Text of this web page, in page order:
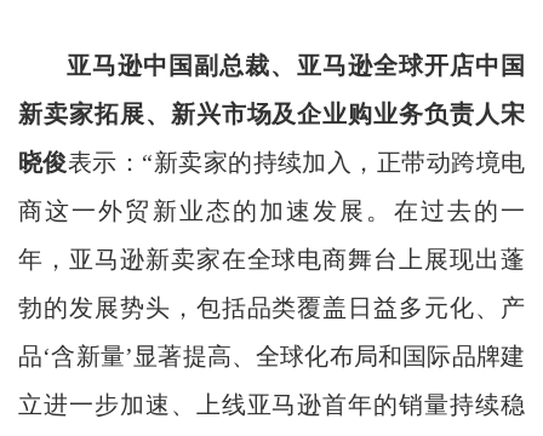
亚马逊中国副总裁、亚马逊全球开店中国
新卖家拓展、新兴市场及企业购业务负责人 宋
晓俊表示：“新卖家的持续加入，正带动跨境电
商这一外贸新业态的加速发展。在过去的一
年，亚马逊新卖家在全球电商舞台上展现出蓬
勃的发展势头，包括品类覆盖日益多元化、产
品‘含新量’显著提高、全球化布局和国际品牌建
立进一步加速、上线亚马逊首年的销量持续稳